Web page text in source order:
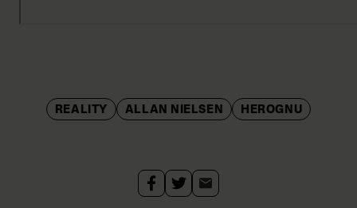
REALITY ALLAN NIELSEN HEROGNU